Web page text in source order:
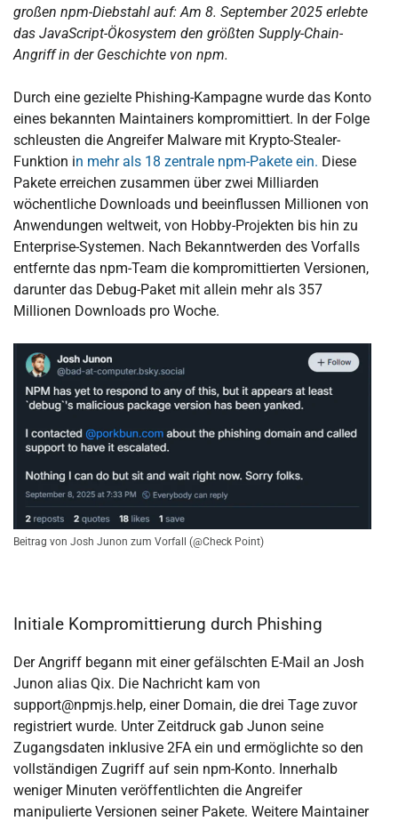
großen npm-Diebstahl auf: Am 8. September 2025 erlebte
das JavaScript-Ökosystem den größten Supply-Chain-
Angriff in der Geschichte von npm.
Durch eine gezielte Phishing-Kampagne wurde das Konto
eines bekannten Maintainers kompromittiert. In der Folge
schleusten die Angreifer Malware mit Krypto-Stealer-
Funktion in mehr als 18 zentrale npm-Pakete ein. Diese
Pakete erreichen zusammen über zwei Milliarden
wöchentliche Downloads und beeinflussen Millionen von
Anwendungen weltweit, von Hobby-Projekten bis hin zu
Enterprise-Systemen. Nach Bekanntwerden des Vorfalls
entfernte das npm-Team die kompromittierten Versionen,
darunter das Debug-Paket mit allein mehr als 357
Millionen Downloads pro Woche.
Beitrag von Josh Junon zum Vorfall (@Check Point)
Initiale Kompromittierung durch Phishing
Der Angriff begann mit einer gefälschten E-Mail an Josh
Junon alias Qix. Die Nachricht kam von
support@npmjs.help, einer Domain, die drei Tage zuvor
registriert wurde. Unter Zeitdruck gab Junon seine
Zugangsdaten inklusive 2FA ein und ermöglichte so den
vollständigen Zugriff auf sein npm-Konto. Innerhalb
weniger Minuten veröffentlichten die Angreifer
manipulierte Versionen seiner Pakete. Weitere Maintainer